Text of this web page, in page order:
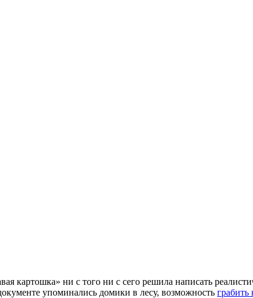
картошка» ни с того ни с сего решила написать
упоминались домики в лесу, возможность грабить